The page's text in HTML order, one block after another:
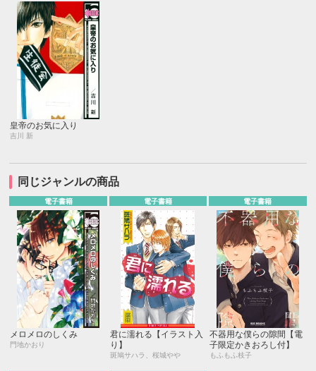
皇帝のお気に入り
吉川 新
同じジャンルの商品
電子書籍
メロメロのしくみ
門地かおり
電子書籍
君に濡れる【イラスト入
り】
斑鳩サハラ、桜城やや
電子書籍
不器用な僕らの隙間【電
子限定かきおろし付】
もふもふ枝子